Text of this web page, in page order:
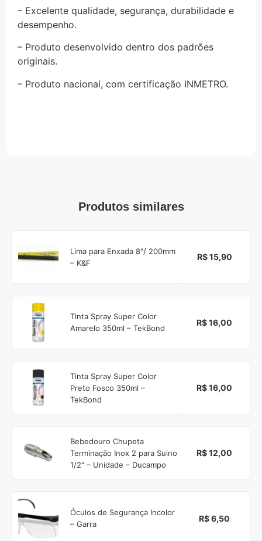
– Excelente qualidade, segurança, durabilidade e
desempenho.
– Produto desenvolvido dentro dos padrões
originais.
– Produto nacional, com certificação INMETRO.
Produtos similares
Lima para Enxada 8″/ 200mm
– K&F
R$ 15,90
Tinta Spray Super Color
Amarelo 350ml – TekBond
R$ 16,00
Tinta Spray Super Color
Preto Fosco 350ml –
TekBond
R$ 16,00
Bebedouro Chupeta
Terminação Inox 2 para Suino
1/2″ – Unidade – Ducampo
R$ 12,00
Óculos de Segurança Incolor
– Garra
R$ 6,50